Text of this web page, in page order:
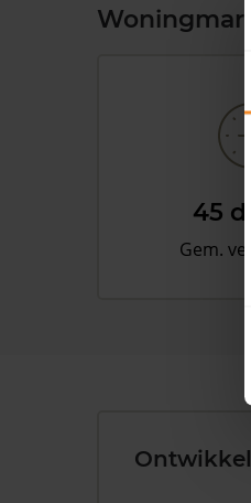
45
Gem.